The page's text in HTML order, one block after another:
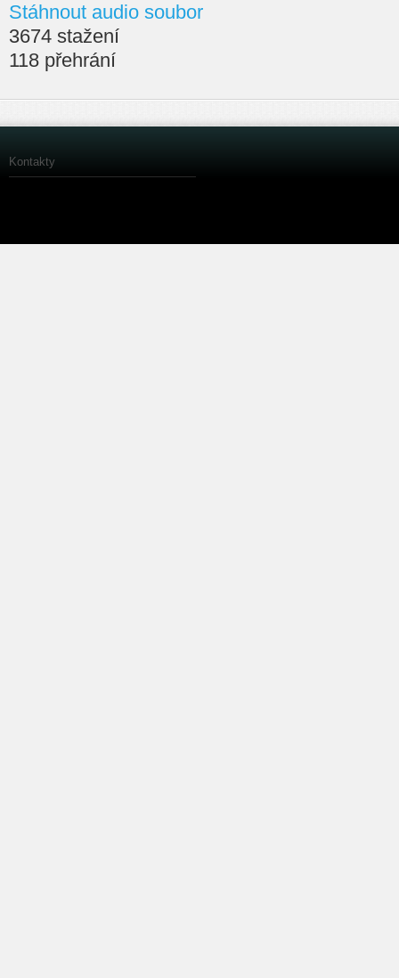
Stáhnout audio soubor
3674 stažení
118 přehrání
Kontakty